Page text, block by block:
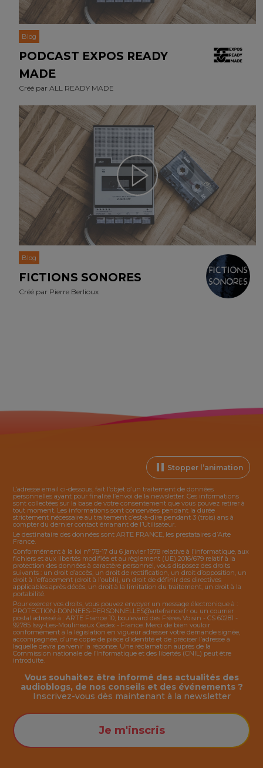
Blog
PODCAST EXPOS READY
MADE
Créé parALL READY MADE
Blog
FICTIONS SONORES
Créé par Pierre Berlioux
Stopper l’animation
L’adresse email ci-dessous, fait l’objet d’un traitement de données
personnelles ayant pour finalité l’envoi de la newsletter. Ces informations
sont collectées sur la base de votre consentement que vous pouvez retirer à
tout moment. Les informations sont conservées pendant la durée
strictement nécessaire au traitement c’est-à-dire pendant 3 (trois) ans à
compter du dernier contact émanant de l’Utilisateur.
Le destinataire des données sont ARTE FRANCE, les prestataires d’Arte
France.
Conformément à la loi n° 78-17 du 6 janvier 1978 relative à l’informatique, aux
fichiers et aux libertés modifiée et au règlement (UE) 2016/679 relatif à la
protection des données à caractère personnel, vous disposez des droits
suivants : un droit d’accès, un droit de rectification, un droit d’opposition, un
droit à l’effacement (droit à l’oubli), un droit de définir des directives
applicables après décès, un droit à la limitation du traitement, un droit à la
portabilité.
Pour exercer vos droits, vous pouvez envoyer un message électronique à :
PROTECTION-DONNEES-PERSONNELLES@artefrance.fr ou un courrier
postal adressé à : ARTE France 10, boulevard des Frères Voisin - CS 60281 -
92785 Issy-Les-Moulineaux Cedex - France. Merci de bien vouloir
conformément à la législation en vigueur adresser votre demande signée,
accompagnée, d’une copie de pièce d’identité et de préciser l’adresse à
laquelle devra parvenir la réponse. Une réclamation auprès de la
Commission nationale de l’Informatique et des libertés (CNIL) peut être
introduite.
Vous souhaitez être informé des actualités des
audioblogs, de nos conseils et des événements ?
Inscrivez-vous dès maintenant à la newsletter
Je m'inscris